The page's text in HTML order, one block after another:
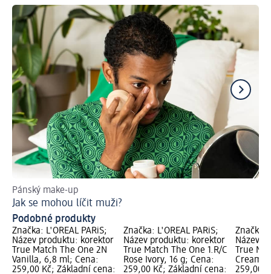
Pánský make-up
Jak se mohou líčit muži?
Podobné produkty
Značka: L'ORÉAL PARiS;
Název produktu: korektor
True Match The One 2N
Vanilla, 6,8 ml; Cena:
259,00 Kč; Základní cena:
Značka: L'ORÉAL PARiS;
Název produktu: korektor
True Match The One 1.R/C
Rose Ivory, 16 g; Cena:
259,00 Kč; Základní cena:
Značka:
Název
True
Creamy
259,00